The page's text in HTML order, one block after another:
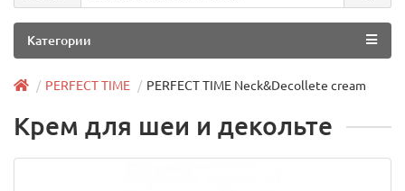
Категории
PERFECT TIME PERFECT TIME Neck&Decollete cream
Крем для шеи и декольте